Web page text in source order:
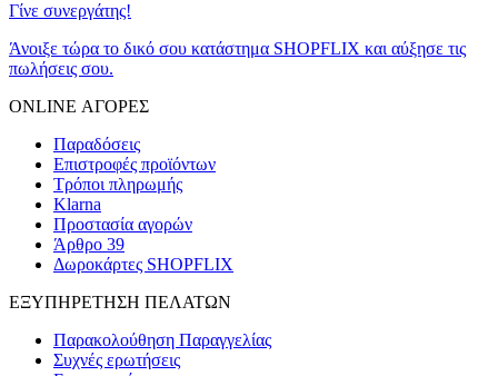
Γίνε συνεργάτης!
Άνοιξε τώρα το δικό σου κατάστημα SHOPFLIX και αύξησε τις
πωλήσεις σου.
ONLINE ΑΓΟΡΕΣ
Παραδόσεις
Επιστροφές προϊόντων
Τρόποι πληρωμής
Klarna
Προστασία αγορών
Άρθρο 39
Δωροκάρτες SHOPFLIX
ΕΞΥΠΗΡΕΤΗΣΗ ΠΕΛΑΤΩΝ
Παρακολούθηση Παραγγελίας
Συχνές ερωτήσεις